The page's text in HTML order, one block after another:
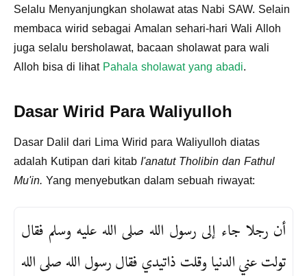
Selalu Menyanjungkan sholawat atas Nabi SAW. Selain
membaca wirid sebagai Amalan sehari-hari Wali Alloh
juga selalu bersholawat, bacaan sholawat para wali
Alloh bisa di lihat Pahala sholawat yang abadi.
Dasar Wirid Para Waliyulloh
Dasar Dalil dari Lima Wirid para Waliyulloh diatas
adalah Kutipan dari kitab I'anatut Tholibin dan Fathul
Mu'in. Yang menyebutkan dalam sebuah riwayat:
أن رجلا جاء إلى رسول الله صلى الله عليه وسلم فقال
تولت عني الدنيا وقلت ذاتيدي فقال رسول الله صلى الله